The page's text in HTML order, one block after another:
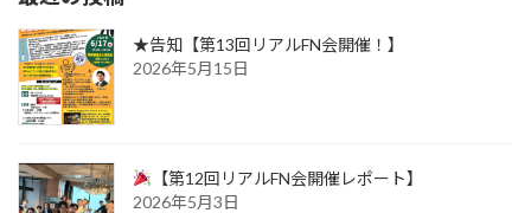
★告知【第13回リアルFN会開催！】
2026年5月15日
【第12回リアルFN会開催レポート】
2026年5月3日